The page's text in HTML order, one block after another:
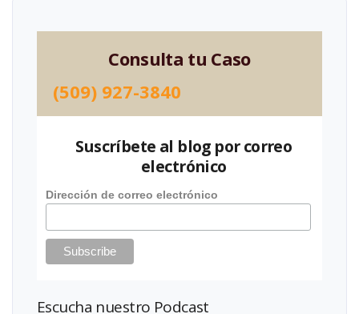
Consulta tu Caso
(509) 927-3840
Suscríbete al blog por correo
electrónico
Dirección de correo electrónico
Escucha nuestro Podcast